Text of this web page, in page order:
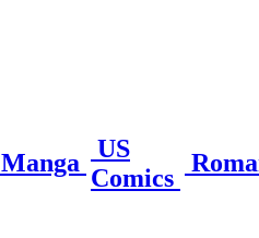
Manga
US
Comics